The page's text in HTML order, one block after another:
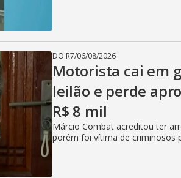
DO R7/06/08/2026
Motorista cai em
leilão e perde
R$ 8 mil
Márcio Combat acreditou ter
porém foi vítima de criminosos